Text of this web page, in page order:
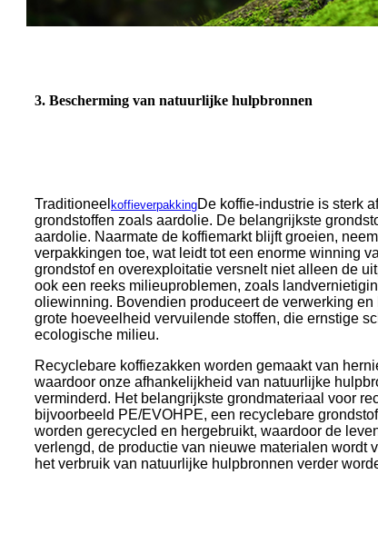
3. Bescherming van natuurlijke hulpbronnen
Traditioneel koffieverpakkingDe koffie-industrie is sterk
grondstoffen zoals aardolie. De belangrijkste
aardolie. Naarmate de koffiemarkt blijft groeien,
verpakkingen toe, wat leidt tot een enorme winning
grondstof en overexploitatie versnelt niet alleen de
ook een reeks milieuproblemen, zoals
oliewinning. Bovendien produceert de verwerking
grote hoeveelheid vervuilende stoffen, die ernstige
ecologische milieu.
Recyclebare koffiezakken worden gemaakt van
waardoor onze afhankelijkheid van natuurlijke
verminderd. Het belangrijkste grondmateriaal voor
bijvoorbeeld PE/EVOHPE, een recyclebare
worden gerecycled en hergebruikt, waardoor de
verlengd, de productie van nieuwe materialen wordt
het verbruik van natuurlijke hulpbronnen verder